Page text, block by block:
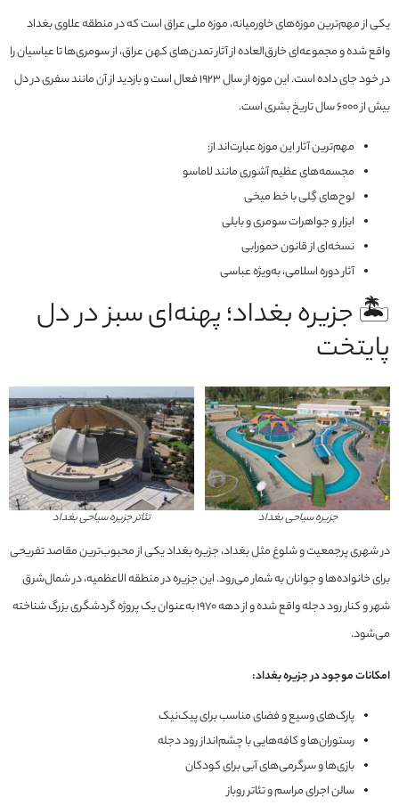
یکی از مهم‌ترین موزه‌های خاورمیانه، موزه ملی عراق است که در منطقه علاوی بغداد
واقع شده و مجموعه‌ای خارق‌العاده از آثار تمدن‌های کهن عراق، از سومری‌ها تا عباسیان را
در خود جای داده است. این موزه از سال ۱۹۲۳ فعال است و بازدید از آن مانند سفری در دل
بیش از ۶۰۰۰ سال تاریخ بشری است.
مهم‌ترین آثار این موزه عبارت‌اند از:
مجسمه‌های عظیم آشوری مانند لاماسو
لوح‌های گِلی با خط میخی
ابزار و جواهرات سومری و بابلی
نسخه‌ای از قانون حمورابی
آثار دوره اسلامی، به‌ویژه عباسی
🏝️ جزیره بغداد؛ پهنه‌ای سبز در دل
پایتخت
جزیره سیاحی بغداد تئاتر جزیره سیاحی بغداد
در شهری پرجمعیت و شلوغ مثل بغداد، جزیره بغداد یکی از محبوب‌ترین مقاصد تفریحی
برای خانواده‌ها و جوانان به شمار می‌رود. این جزیره در منطقه الاعظمیه، در شمال‌شرق
شهر و کنار رود دجله واقع شده و از دهه ۱۹۷۰ به‌عنوان یک پروژه گردشگری بزرگ شناخته
می‌شود.
امکانات موجود در جزیره بغداد:
پارک‌های وسیع و فضای مناسب برای پیک‌نیک
رستوران‌ها و کافه‌هایی با چشم‌انداز رود دجله
بازی‌ها و سرگرمی‌های آبی برای کودکان
سالن‌ اجرای مراسم و تئاتر روباز